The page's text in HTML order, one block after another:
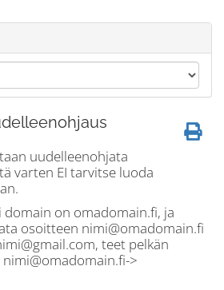
uudelleenohjata
varten EI tarvitse luoda
on omadomain.fi, ja
osoitteen nimi@omadomain.fi
teet pelkän
>